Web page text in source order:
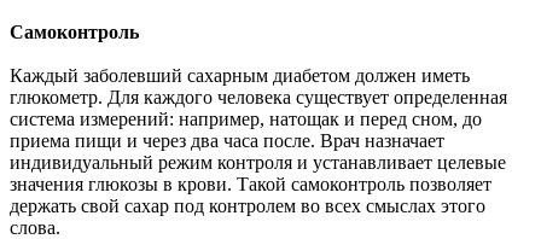
Самоконтроль
Каждый заболевший сахарным диабетом должен иметь
глюкометр. Для каждого человека существует определенная
система измерений: например, натощак и перед сном, до
приема пищи и через два часа после. Врач назначает
индивидуальный режим контроля и устанавливает целевые
значения глюкозы в крови. Такой самоконтроль позволяет
держать свой сахар под контролем во всех смыслах этого
слова.